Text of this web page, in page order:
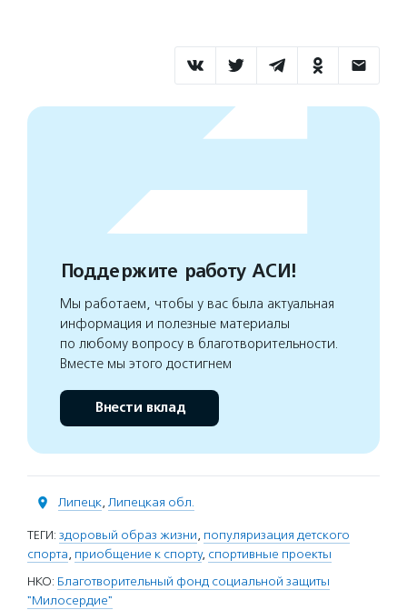
Поддержите работу АСИ!
Мы работаем, чтобы у вас была актуальная
информация и полезные материалы
по любому вопросу в благотворительности.
Вместе мы этого достигнем
Внести вклад
Липецк, Липецкая обл.
ТЕГИ: здоровый образ жизни, популяризация детского
спорта, приобщение к спорту, спортивные проекты
НКО: Благотворительный фонд социальной защиты
"Милосердие"